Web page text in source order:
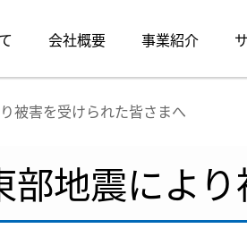
会社概要 事業紹介
被害を受けられた皆さまへ
地震によ